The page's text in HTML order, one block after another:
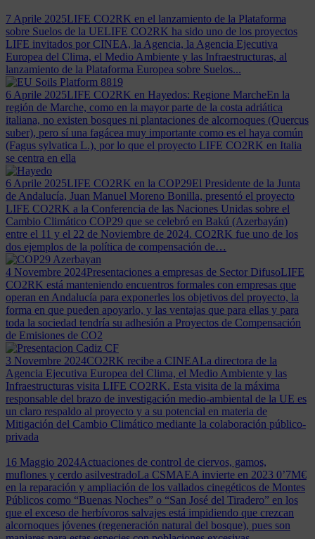
7 Aprile 2025LIFE CO2RK en el lanzamiento de la Plataforma
sobre Suelos de la UELIFE CO2RK ha sido uno de los proyectos
LIFE invitados por CINEA, la Agencia, la Agencia Ejecutiva
Europea del Clima, el Medio Ambiente y las Infraestructuras, al
lanzamiento de la Plataforma Europea sobre Suelos...
6 Aprile 2025LIFE CO2RK en Hayedos: Regione MarcheEn la
región de Marche, como en la mayor parte de la costa adriática
italiana, no existen bosques ni plantaciones de alcornoques (Quercus
suber), pero sí una fagácea muy importante como es el haya común
(Fagus sylvatica L.), por lo que el proyecto LIFE CO2RK en Italia
se centra en ella
6 Aprile 2025LIFE CO2RK en la COP29El Presidente de la Junta
de Andalucía, Juan Manuel Moreno Bonilla, presentó el proyecto
LIFE CO2RK a la Conferencia de las Naciones Unidas sobre el
Cambio Climático COP29 que se celebró en Bakú (Azerbayán)
entre el 11 y el 22 de Noviembre de 2024. CO2RK fue uno de los
dos ejemplos de la política de compensación de…
4 Novembre 2024Presentaciones a empresas de Sector DifusoLIFE
CO2RK está manteniendo encuentros formales con empresas que
operan en Andalucía para exponerles los objetivos del proyecto, la
forma en que pueden apoyarlo, y las ventajas que para ellas y para
toda la sociedad tendría su adhesión a Proyectos de Compensación
de Emisiones de CO2
3 Novembre 2024CO2RK recibe a CINEALa directora de la
Agencia Ejecutiva Europea del Clima, el Medio Ambiente y las
Infraestructuras visita LIFE CO2RK. Esta visita de la máxima
responsable del brazo de investigación medio-ambiental de la UE es
un claro respaldo al proyecto y a su potencial en materia de
Mitigación del Cambio Climático mediante la colaboración público-
privada
16 Maggio 2024Actuaciones de control de ciervos, gamos,
muflones y cerdo asilvestradoLa CSMAEA invierte en 2023 0’7M€
en la reparación y ampliación de los vallados cinegéticos de Montes
Públicos como “Buenas Noches” o “San José del Tiradero” en los
que el exceso de herbívoros salvajes está impidiendo que crezcan
alcornoques jóvenes (regeneración natural del bosque), pues son